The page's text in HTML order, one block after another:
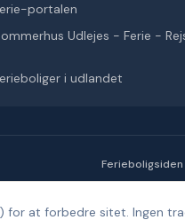
portalen
Udlejes - Ferie -
i udlandet
Ferieboligsiden
for at forbedre sitet. Ingen